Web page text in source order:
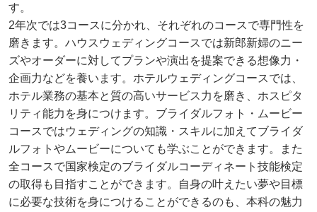
す。
2年次では3コースに分かれ、それぞれのコースで専門性を
磨きます。ハウスウェディングコースでは新郎新婦のニー
ズやオーダーに対してプランや演出を提案できる想像力・
企画力などを養います。ホテルウェディングコースでは、
ホテル業務の基本と質の高いサービス力を磨き、ホスピタ
リティ能力を身につけます。ブライダルフォト・ムービー
コースではウェディングの知識・スキルに加えてブライダ
ルフォトやムービーについても学ぶことができます。また
全コースで国家検定のブライダルコーディネート技能検定
の取得も目指すことができます。自身の叶えたい夢や目標
に必要な技術を身につけることができるのも、本科の魅力